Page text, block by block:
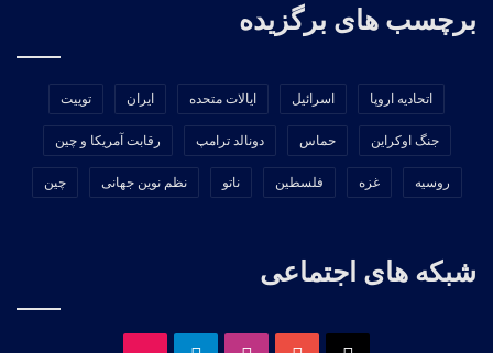
برچسب های برگزیده
اتحادیه اروپا اسرائیل ایالات متحده ایران توییت
جنگ اوکراین حماس دونالد ترامپ رقابت آمریکا و چین
روسیه غزه فلسطین ناتو نظم نوین جهانی چین
شبکه های اجتماعی